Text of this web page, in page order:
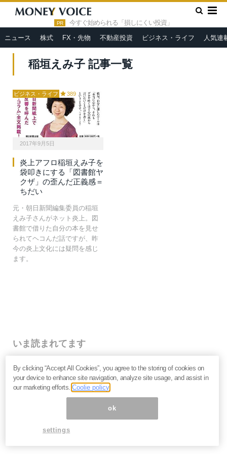
PR 今すぐ始められる「損しにくい投資」
ニュース 株式 FX・先物 不動産投資 ビジネス・ライフ 人気連
HOME » 稲垣えみ子
稲垣えみ子 記事一覧
ビジネス・ライフ 389
2017年9月5日
炎上アフロ稲垣えみ子を
袋叩きにする「図書館ヤ
クザ」の歪んだ正義感＝
ちだい
元・朝日新聞編集委員の稲垣
えみ子さんがネット炎上。図
書館で借りた自分の本を見せ
られてヘコんだ話ですが、昨
今の炎上文化には疑問を感じ
ます。
いま読まれてます
働く必要がない人・働いても報われない人の二極化へ
――鈴木傾城が語るAI時代のサバイバル論
努力と根性が裏目に出る時代に。スピリチュアルリーダ
ーMISAが語る「お金の流れに乗る人・外れる人」の違
時上場」が暴くAI企業の採算性とサム・アルトマンへ
By clicking “Accept All Cookies”, you agree to the storing of cookies on
your device to enhance site navigation, analyze site usage, and assist in
our marketing efforts.Coolie policy
ok
settings